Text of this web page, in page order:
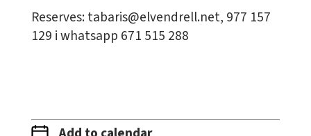
Reserves: tabaris@elvendrell.net, 977 157
129 i whatsapp 671 515 288